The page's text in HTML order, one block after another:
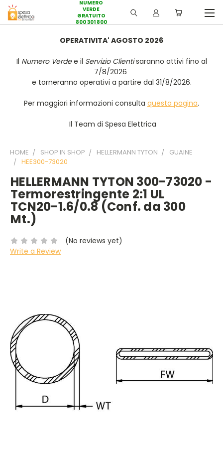
NUMERO
VERDE
GRATUITO
800 301 800
OPERATIVITA' AGOSTO 2026
Il Numero Verdee il Servizio Clientisaranno attivi fino al
7/8/2026
e torneranno operativi a partire dal 31/8/2026.
Per maggiori informazioni consulta questa pagina.
Il Team di Spesa Elettrica
HOME SHOP IN SHOP HELLERMANN TYTON
GUAINE
HEE300-73020
HELLERMANN TYTON 300-73020 -
Termorestringente 2:1 UL
TCN20-1.6/0.8 (Conf. da 300
Mt.)
(No reviews yet)
Write a Review